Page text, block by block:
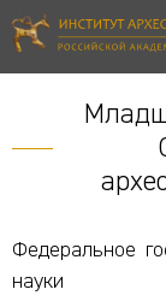
Федеральное
науки